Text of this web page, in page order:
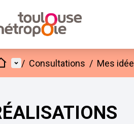
Menu principal
/ Consultations / Mes